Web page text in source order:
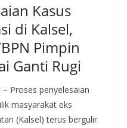
Kasus
di Kalsel,
Pimpin
Ganti Rugi
Proses penyelesaian
masyarakat eks
(Kalsel) terus bergulir.